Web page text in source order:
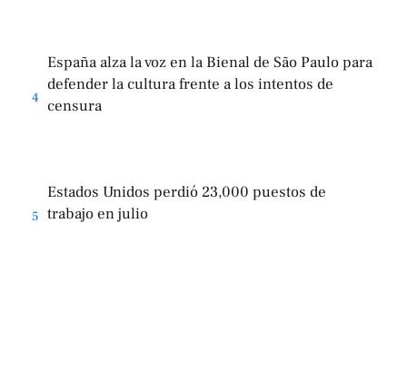
4
España alza la voz en la Bienal de São Paulo para
defender la cultura frente a los intentos de
censura
5
Estados Unidos perdió 23,000 puestos de
trabajo en julio